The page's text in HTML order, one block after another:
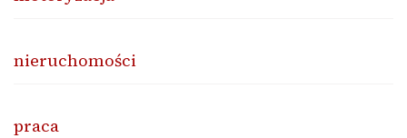
nieruchomości
praca